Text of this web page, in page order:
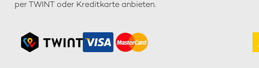
per TWINT oder Kreditkarte anbieten.